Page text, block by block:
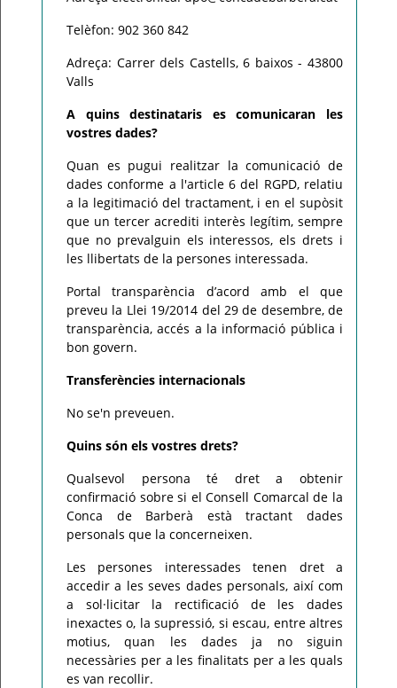
Telèfon: 902 360 842
Adreça: Carrer dels Castells, 6 baixos - 43800
Valls
A quins destinataris es comunicaran les
vostres dades?
Quan es pugui realitzar la comunicació de
dades conforme a l'article 6 del RGPD, relatiu
a la legitimació del tractament, i en el supòsit
que un tercer acrediti interès legítim, sempre
que no prevalguin els interessos, els drets i
les llibertats de la persones interessada.
Portal transparència d’acord amb el que
preveu la Llei 19/2014 del 29 de desembre, de
transparència, accés a la informació pública i
bon govern.
Transferències internacionals
No se'n preveuen.
Quins són els vostres drets?
Qualsevol persona té dret a obtenir
confirmació sobre si el Consell Comarcal de la
Conca de Barberà està tractant dades
personals que la concerneixen.
Les persones interessades tenen dret a
accedir a les seves dades personals, així com
a sol·licitar la rectificació de les dades
inexactes o, la supressió, si escau, entre altres
motius, quan les dades ja no siguin
necessàries per a les finalitats per a les quals
es van recollir.